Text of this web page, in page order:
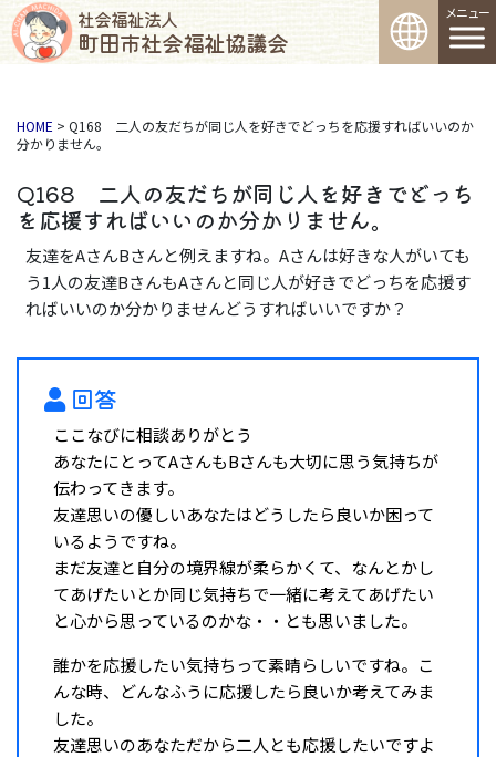
社会福祉法人
町田市社会福祉協議会
コンテンツへスキップ
メインナビゲーション
HOME > Q168 二人の友だちが同じ人を好きでどっちを応援すればいいのか
分かりません。
Q168 二人の友だちが同じ人を好きでどっち
を応援すればいいのか分かりません。
友達をAさんBさんと例えますね。Aさんは好きな人がいても
う1人の友達BさんもAさんと同じ人が好きでどっちを応援す
ればいいのか分かりませんどうすればいいですか？
回答
ここなびに相談ありがとう
あなたにとってAさんもBさんも大切に思う気持ちが
伝わってきます。
友達思いの優しいあなたはどうしたら良いか困って
いるようですね。
まだ友達と自分の境界線が柔らかくて、なんとかし
てあげたいとか同じ気持ちで一緒に考えてあげたい
と心から思っているのかな・・とも思いました。
誰かを応援したい気持ちって素晴らしいですね。こ
んな時、どんなふうに応援したら良いか考えてみま
した。
友達思いのあなただから二人とも応援したいですよ